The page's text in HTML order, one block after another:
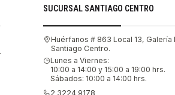
SUCURSAL SANTIAGO CENTRO
Huérfanos # 863 Local 13, Galería
Santiago Centro.
Lunes a Viernes:
10:00 a 14:00 y 15:00 a 19:00 hrs.
Sábados: 10:00 a 14:00 hrs.
2 3224 9178